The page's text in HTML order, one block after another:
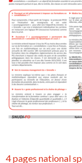
4 pages national